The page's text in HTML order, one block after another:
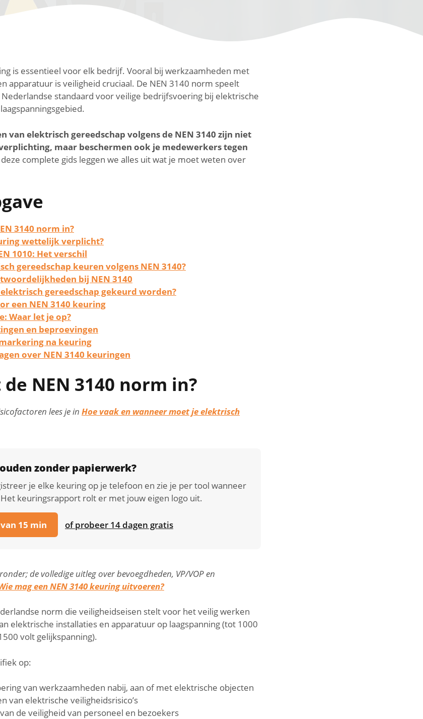
is essentieel voor elk bedrijf. Vooral bij werkzaamheden met
apparatuur is veiligheid cruciaal. De NEN 3140 norm speelt
standaard voor veilige bedrijfsvoering bij elektrische
van elektrisch gereedschap volgens de NEN 3140 zijn niet
maar beschermen ook je medewerkers tegen
complete gids leggen we alles uit wat je moet weten over
3140 norm in?
wettelijk verplicht?
1010: Het verschil
gereedschap keuren volgens NEN 3140?
bij NEN 3140
gereedschap gekeurd worden?
een NEN 3140 keuring
Waar let je op?
en beproevingen
na keuring
over NEN 3140 keuringen
NEN 3140 norm in?
lees je in Hoe vaak en wanneer moet je elektrisch
zonder papierwerk?
je elke keuring op je telefoon en zie je per tool wanneer
keuringsrapport rolt er met jouw eigen logo uit.
15 min of probeer 14 dagen gratis
de volledige uitleg over bevoegdheden, VP/VOP en
mag een NEN 3140 keuring uitvoeren?
norm die veiligheidseisen stelt voor het veilig werken
elektrische installaties en apparatuur op laagspanning (tot 1000
volt gelijkspanning).
op:
van werkzaamheden nabij, aan of met elektrische objecten
van elektrische veiligheidsrisico’s
de veiligheid van personeel en bezoekers